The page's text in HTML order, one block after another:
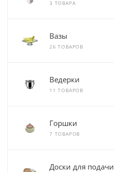
3 ТОВАРА
Вазы
26 ТОВАРОВ
Ведерки
11 ТОВАРОВ
Горшки
7 ТОВАРОВ
Доски для подачи